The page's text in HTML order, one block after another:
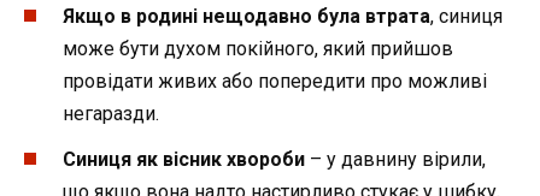
Якщо в родині нещодавно була втрата, синиця
може бути духом покійного, який прийшов
провідати живих або попередити про можливі
негаразди.
Синиця як вісник хвороби – у давнину вірили,